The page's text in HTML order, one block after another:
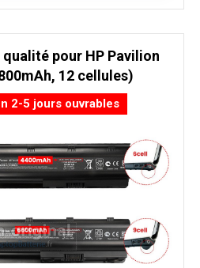
pour HP Pavilion
12 cellules)
2-5 jours ouvrables